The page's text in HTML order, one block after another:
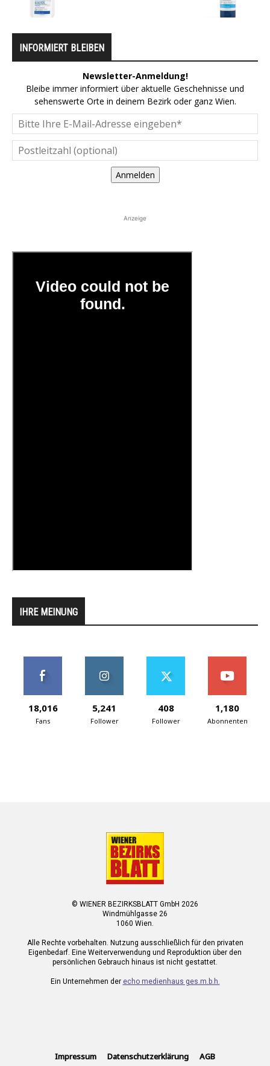
INFORMIERT BLEIBEN
Newsletter-Anmeldung!
Bleibe immer informiert über aktuelle Geschehnisse und
sehenswerte Orte in deinem Bezirk oder ganz Wien.
Anmelden
Anzeige
IHRE MEINUNG
18,016
Fans
5,241
Follower
408
Follower
1,180
Abonnenten
© WIENER BEZIRKSBLATT GmbH 2026
Windmühlgasse 26
1060 Wien.
Alle Rechte vorbehalten. Nutzung ausschließlich für den privaten
Eigenbedarf. Eine Weiterverwendung und Reproduktion über den
persönlichen Gebrauch hinaus ist nicht gestattet.
Ein Unternehmen der echo medienhaus ges.m.b.h.
Impressum Datenschutzerklärung AGB